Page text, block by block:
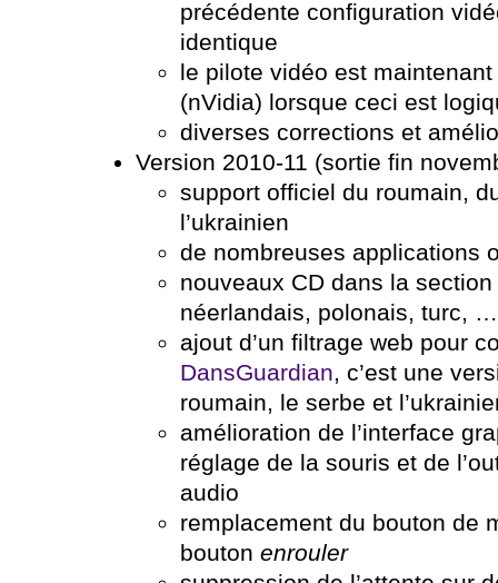
précédente configuration
identique
le pilote vidéo est
(nVidia) lorsque ceci est
diverses corrections et
Version 2010-11 (sortie fin
support officiel du roumain,
l’ukrainien
de nombreuses applications
nouveaux CD dans la section
néerlandais, polonais, turc, …
ajout d’un filtrage web pour
DansGuardian, c’est une
roumain, le serbe et
amélioration de l’interface
réglage de la souris et de
audio
remplacement du bouton de
bouton enrouler